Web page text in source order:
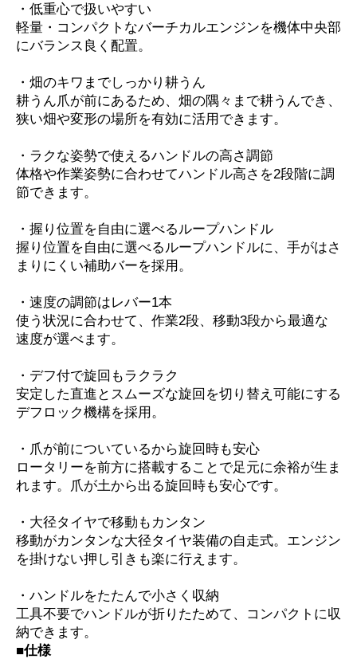
・低重心で扱いやすい
軽量・コンパクトなバーチカルエンジンを機体中央部
にバランス良く配置。
・畑のキワまでしっかり耕うん
耕うん爪が前にあるため、畑の隅々まで耕うんでき、
狭い畑や変形の場所を有効に活用できます。
・ラクな姿勢で使えるハンドルの高さ調節
体格や作業姿勢に合わせてハンドル高さを2段階に調
節できます。
・握り位置を自由に選べるループハンドル
握り位置を自由に選べるループハンドルに、手がはさ
まりにくい補助バーを採用。
・速度の調節はレバー1本
使う状況に合わせて、作業2段、移動3段から最適な
速度が選べます。
・デフ付で旋回もラクラク
安定した直進とスムーズな旋回を切り替え可能にする
デフロック機構を採用。
・爪が前についているから旋回時も安心
ロータリーを前方に搭載することで足元に余裕が生ま
れます。爪が土から出る旋回時も安心です。
・大径タイヤで移動もカンタン
移動がカンタンな大径タイヤ装備の自走式。エンジン
を掛けない押し引きも楽に行えます。
・ハンドルをたたんで小さく収納
工具不要でハンドルが折りたためて、コンパクトに収
納できます。
■仕様